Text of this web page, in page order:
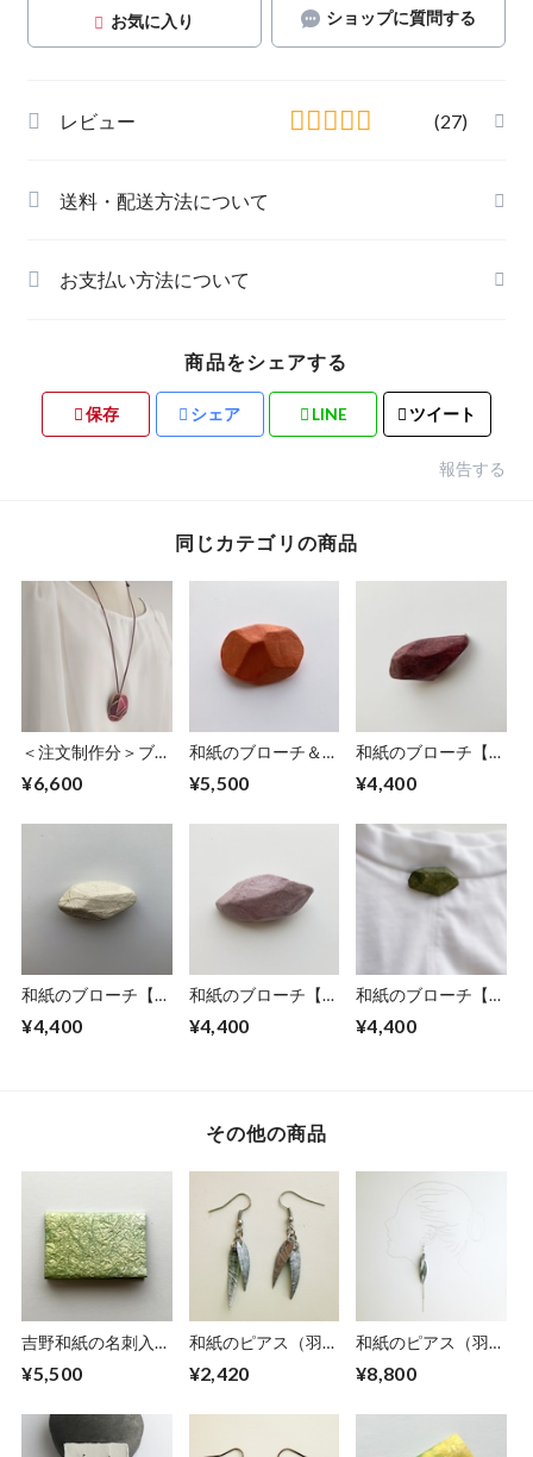
お気に入り ショップに質問する
レビュー (27)
送料・配送方法について
お支払い方法について
商品をシェアする
保存 シェア LINE ツイート
報告する
同じカテゴリの商品
＜注文制作分＞ブロ
【椿】
¥6,600
和紙のブローチ＆ペ
¥5,500
和紙のブローチ【蘇
¥4,400
和紙のブローチ【無
¥4,400
和紙のブローチ【桜
¥4,400
和紙のブローチ【海
¥4,400
その他の商品
吉野和紙の名刺入れ
¥5,500
和紙のピアス（羽）
¥2,420
和紙のピアス（羽）
¥8,800